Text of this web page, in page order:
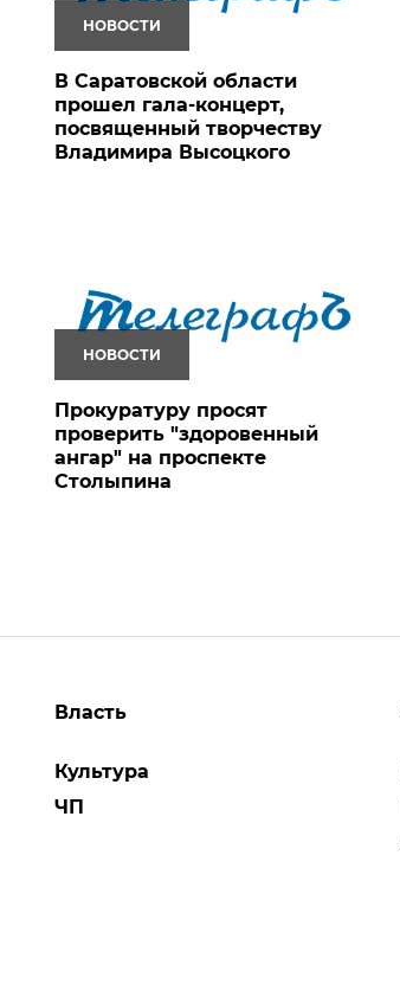
НОВОСТИ
В Саратовской области
прошел гала-концерт,
посвященный творчеству
Владимира Высоцкого
НОВОСТИ
Прокуратуру просят
проверить "здоровенный
ангар" на проспекте
Столыпина
Власть
Культура
ЧП